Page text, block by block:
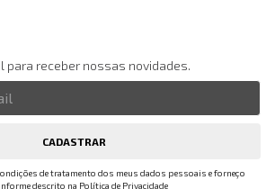
para receber nossas novidades.
CADASTRAR
de tratamento dos meus dados pessoais e forneço
descrito na Política de Privacidade